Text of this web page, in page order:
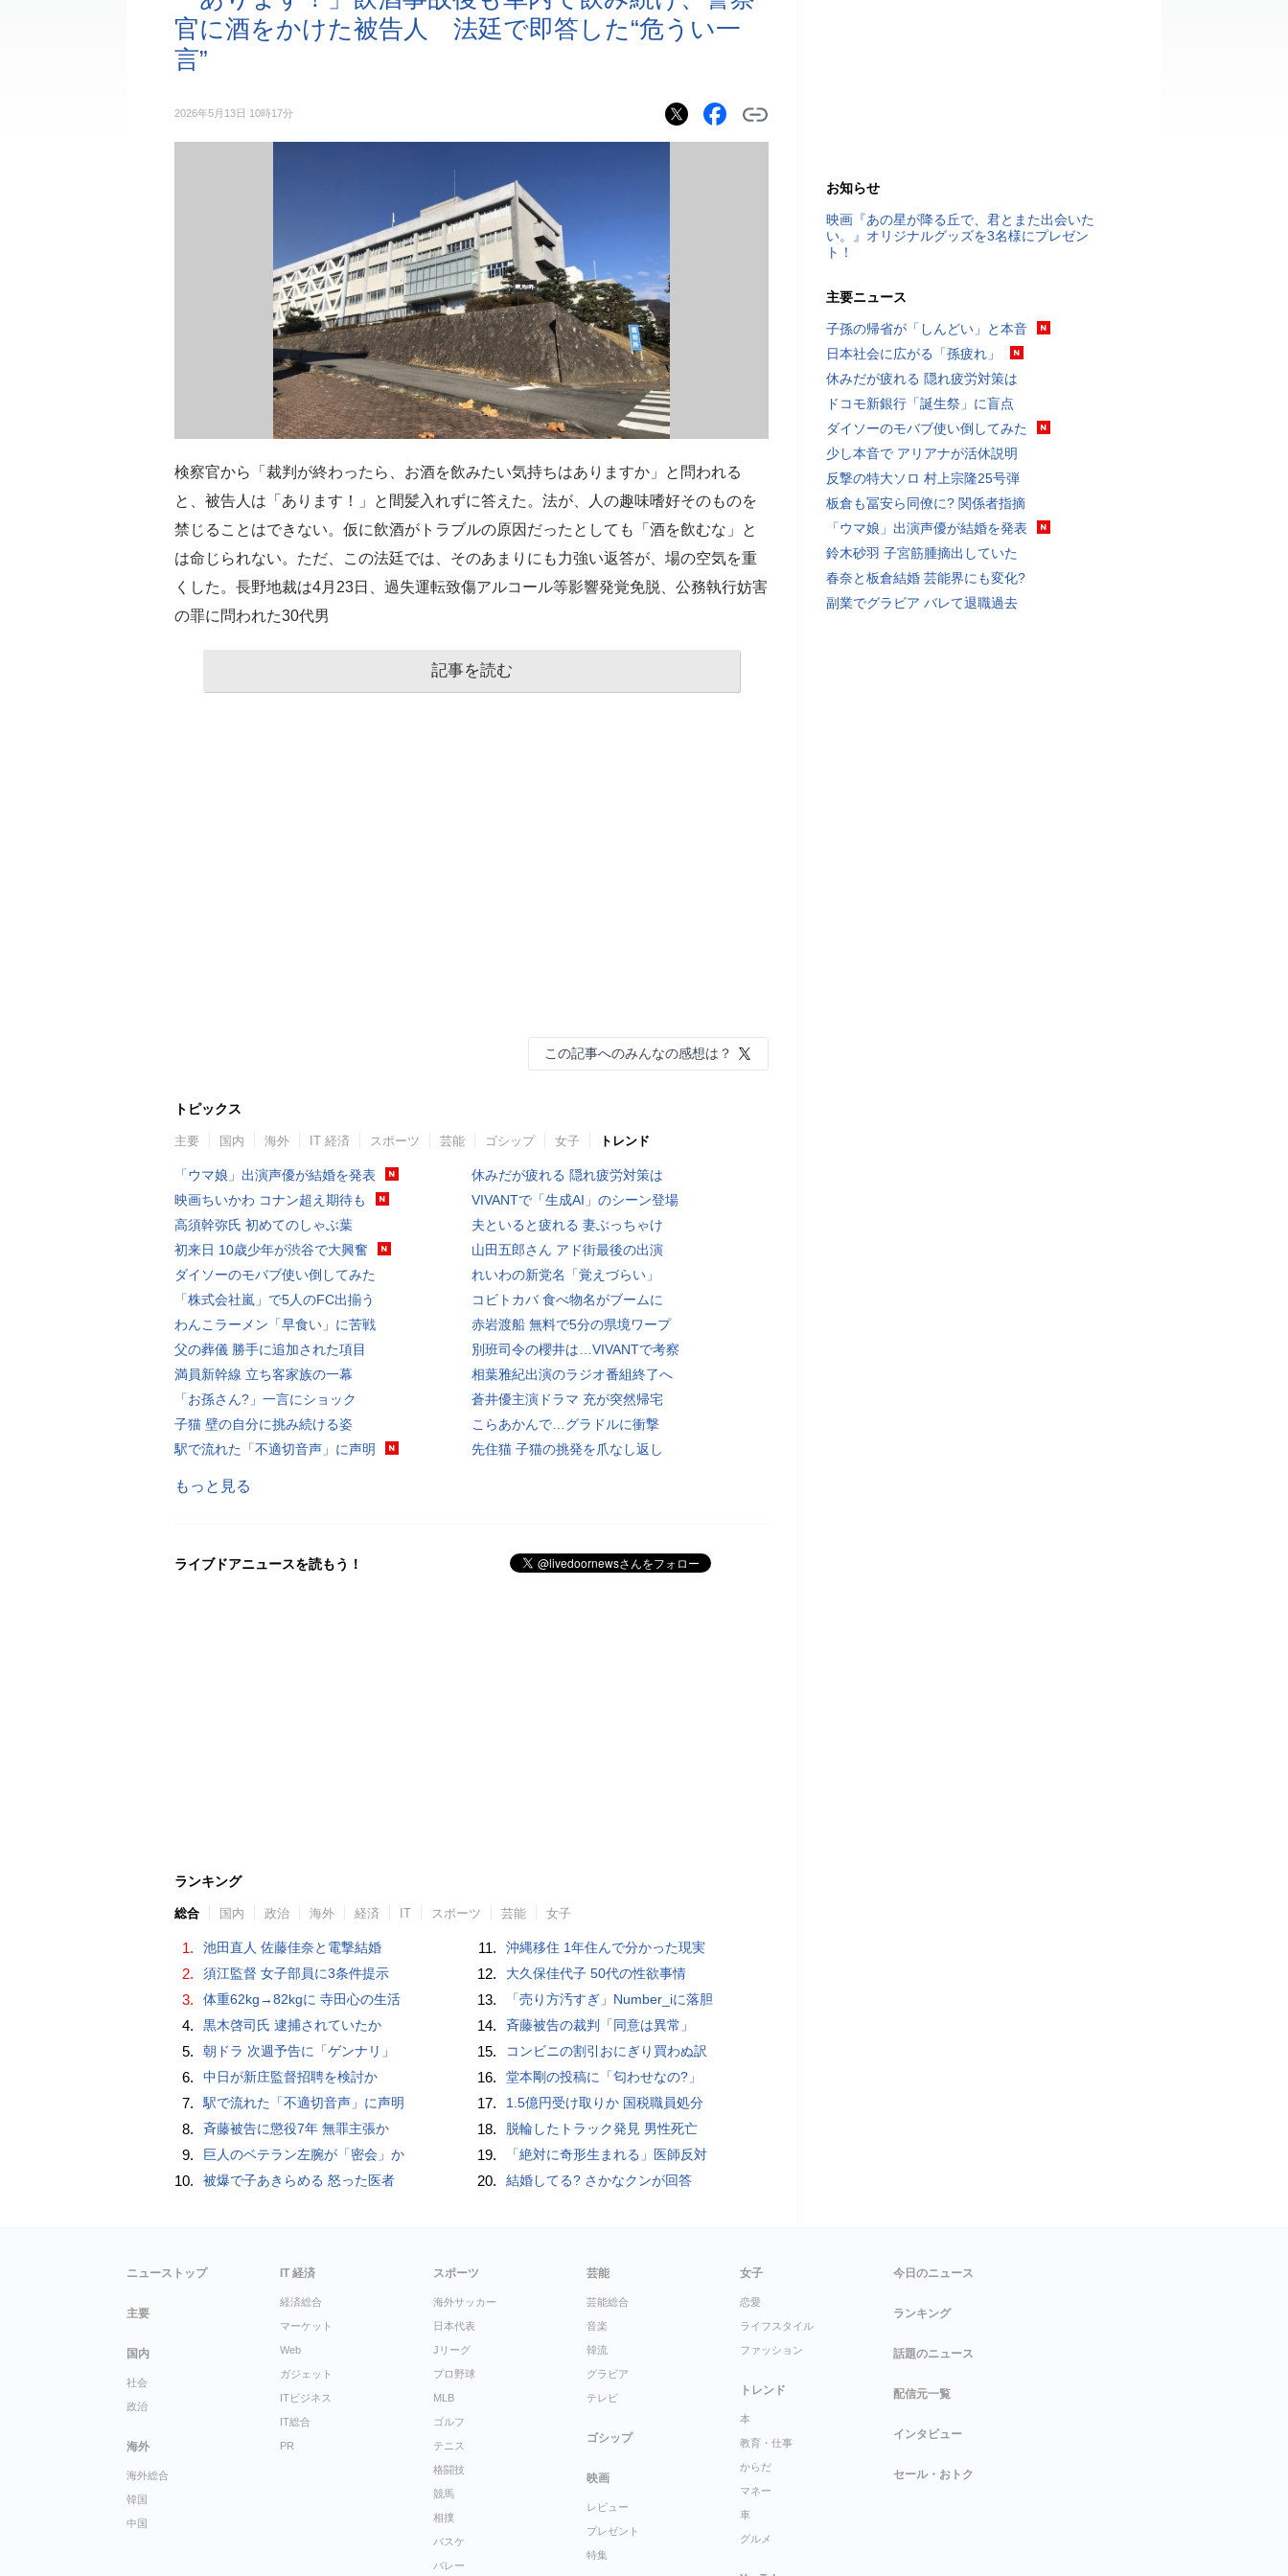
官に酒をかけた被告人 法廷で即答した“危うい一
言”
2026年5月13日 10時17分
検察官から「裁判が終わったら、お酒を飲みたい気持ちはありますか」と問われる
と、被告人は「あります！」と間髪入れずに答えた。法が、人の趣味嗜好そのものを
禁じることはできない。仮に飲酒がトラブルの原因だったとしても「酒を飲むな」と
は命じられない。ただ、この法廷では、そのあまりにも力強い返答が、場の空気を重
くした。長野地裁は4月23日、過失運転致傷アルコール等影響発覚免脱、公務執行妨害
の罪に問われた30代男
記事を読む
この記事へのみんなの感想は？
トピックス
主要 国内 海外 IT 経済 スポーツ 芸能 ゴシップ 女子 トレンド
「ウマ娘」出演声優が結婚を発表
映画ちいかわ コナン超え期待も
高須幹弥氏 初めてのしゃぶ葉
初来日 10歳少年が渋谷で大興奮
ダイソーのモバブ使い倒してみた
「株式会社嵐」で5人のFC出揃う
わんこラーメン「早食い」に苦戦
父の葬儀 勝手に追加された項目
満員新幹線 立ち客家族の一幕
「お孫さん?」一言にショック
子猫 壁の自分に挑み続ける姿
駅で流れた「不適切音声」に声明
休みだが疲れる 隠れ疲労対策は
VIVANTで「生成AI」のシーン登場
夫といると疲れる 妻ぶっちゃけ
山田五郎さん アド街最後の出演
れいわの新党名「覚えづらい」
コビトカバ 食べ物名がブームに
赤岩渡船 無料で5分の県境ワープ
別班司令の櫻井は…VIVANTで考察
相葉雅紀出演のラジオ番組終了へ
蒼井優主演ドラマ 充が突然帰宅
こらあかんで…グラドルに衝撃
先住猫 子猫の挑発を爪なし返し
もっと見る
ライブドアニュースを読もう！
ランキング
総合 国内 政治 海外 経済 IT スポーツ 芸能 女子
1. 池田直人 佐藤佳奈と電撃結婚
2. 須江監督 女子部員に3条件提示
3. 体重62kg→82kgに 寺田心の生活
4. 黒木啓司氏 逮捕されていたか
5. 朝ドラ 次週予告に「ゲンナリ」
6. 中日が新庄監督招聘を検討か
7. 駅で流れた「不適切音声」に声明
8. 斉藤被告に懲役7年 無罪主張か
9. 巨人のベテラン左腕が「密会」か
10. 被爆で子あきらめる 怒った医者
11. 沖縄移住 1年住んで分かった現実
12. 大久保佳代子 50代の性欲事情
13. 「売り方汚すぎ」Number_iに落胆
14. 斉藤被告の裁判「同意は異常」
15. コンビニの割引おにぎり買わぬ訳
16. 堂本剛の投稿に「匂わせなの?」
17. 1.5億円受け取りか 国税職員処分
18. 脱輪したトラック発見 男性死亡
19. 「絶対に奇形生まれる」医師反対
20. 結婚してる? さかなクンが回答
お知らせ
映画『あの星が降る丘で、君とまた出会いた
い。』オリジナルグッズを3名様にプレゼン
ト！
主要ニュース
子孫の帰省が「しんどい」と本音
日本社会に広がる「孫疲れ」
休みだが疲れる 隠れ疲労対策は
ドコモ新銀行「誕生祭」に盲点
ダイソーのモバブ使い倒してみた
少し本音で アリアナが活休説明
反撃の特大ソロ 村上宗隆25号弾
板倉も冨安ら同僚に? 関係者指摘
「ウマ娘」出演声優が結婚を発表
鈴木砂羽 子宮筋腫摘出していた
春奈と板倉結婚 芸能界にも変化?
副業でグラビア バレて退職過去
ニューストップ
主要
国内
社会
政治
海外
海外総合
韓国
中国
IT 経済
経済総合
マーケット
Web
ガジェット
ITビジネス
IT総合
PR
スポーツ
海外サッカー
日本代表
Jリーグ
プロ野球
MLB
ゴルフ
テニス
格闘技
競馬
相撲
バスケ
バレー
芸能
芸能総合
音楽
韓流
グラビア
テレビ
ゴシップ
映画
レビュー
プレゼント
特集
女子
恋愛
ライフスタイル
ファッション
トレンド
本
教育・仕事
からだ
マネー
車
グルメ
今日のニュース
ランキング
話題のニュース
配信元一覧
インタビュー
セール・おトク